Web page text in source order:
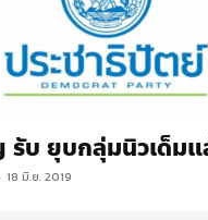
รับ ยุบกลุ่มนิวเด็มแ
18 มิ.ย. 2019